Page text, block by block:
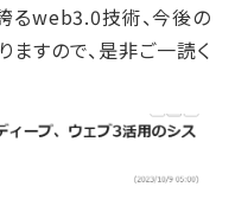
るweb3.0技術、今後の
すので、是非ご一読く